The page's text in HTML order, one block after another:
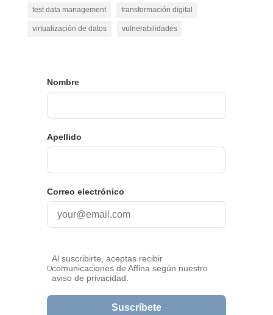
test data management transformación digital
virtualización de datos vulnerabilidades